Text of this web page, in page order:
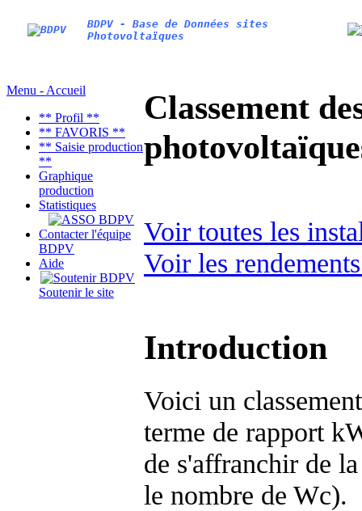
BDPV - Base de Données sites
Photovoltaïques
Menu - Accueil
** Profil **
** FAVORIS **
** Saisie production
**
Graphique
production
Statistiques
Contacter l'équipe
BDPV
Aide
Soutenir le site
Classement
Voir toutes les
Voir les
Introduction
Voici un
terme de rapport
de s'affranchir de
le nombre de Wc).